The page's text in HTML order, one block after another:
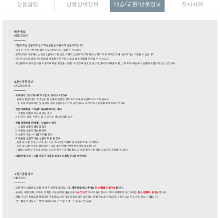
상품알림 상품상세정보 배송/교환/반품정보 전시사례